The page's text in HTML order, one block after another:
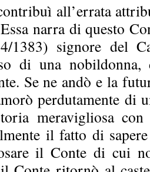
all’errata
narra di questo
1383) signore del
di una
Se ne andò e la
perdutamente di
meravigliosa con
il fatto di
il Conte di cui